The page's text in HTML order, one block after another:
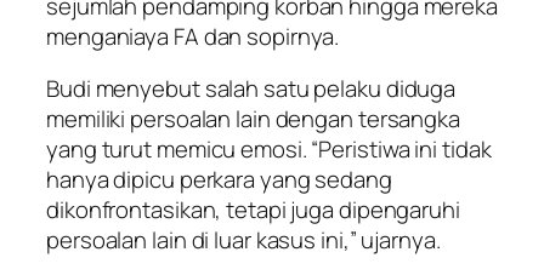
menganiaya FA dan sopirnya.
Budi menyebut salah satu pelaku diduga
memiliki persoalan lain dengan tersangka
yang turut memicu emosi. “Peristiwa ini tidak
hanya dipicu perkara yang sedang
dikonfrontasikan, tetapi juga dipengaruhi
persoalan lain di luar kasus ini,” ujarnya.